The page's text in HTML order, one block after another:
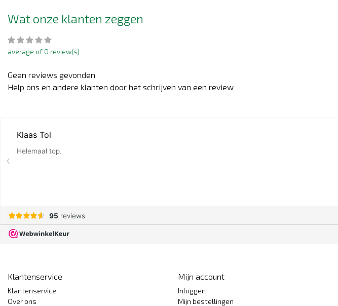
Wat onze klanten zeggen
average of 0 review(s)
Geen reviews gevonden
Help ons en andere klanten door het schrijven van een review
Klantenservice
Klantenservice
Over ons
Mijn account
Inloggen
Mijn bestellingen